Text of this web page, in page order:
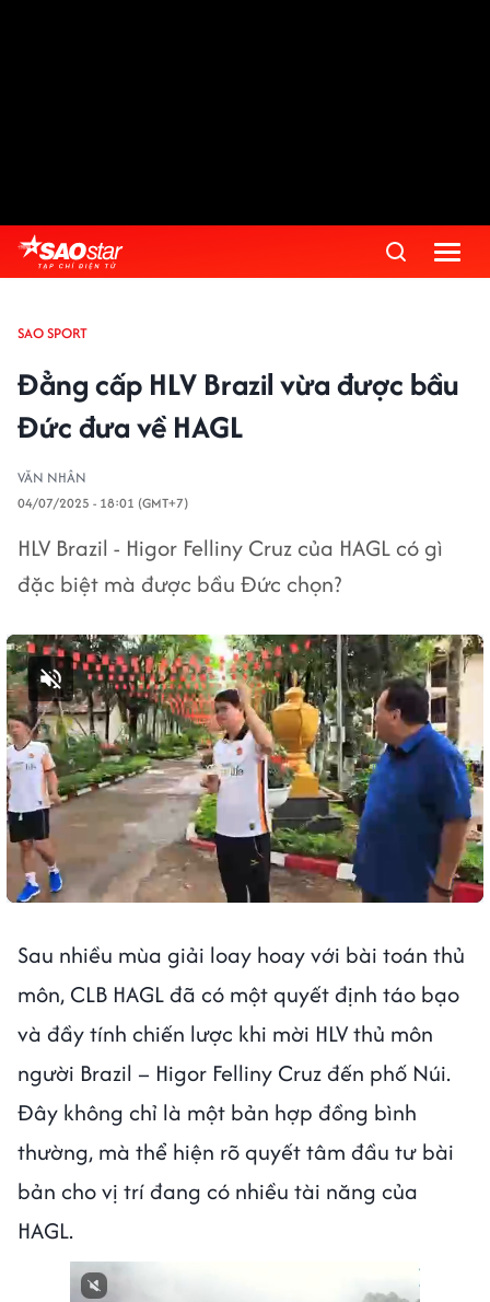
SAO SPORT
Đẳng cấp HLV Brazil vừa được bầu
Đức đưa về HAGL
VĂN NHÂN
04/07/2025 - 18:01 (GMT+7)
HLV Brazil - Higor Felliny Cruz của HAGL có gì
đặc biệt mà được bầu Đức chọn?
Bật tiếng
Sau nhiều mùa giải loay hoay với bài toán thủ
môn, CLB HAGL đã có một quyết định táo bạo
và đầy tính chiến lược khi mời HLV thủ môn
người Brazil – Higor Felliny Cruz đến phố Núi.
Đây không chỉ là một bản hợp đồng bình
thường, mà thể hiện rõ quyết tâm đầu tư bài
bản cho vị trí đang có nhiều tài năng của
HAGL.